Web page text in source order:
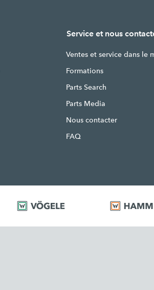
Service et nous
Ventes et service dans le
Formations
Parts Search
Parts Media
Nous contacter
FAQ